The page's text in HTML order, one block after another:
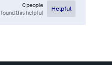
0people
found this helpful
Helpful